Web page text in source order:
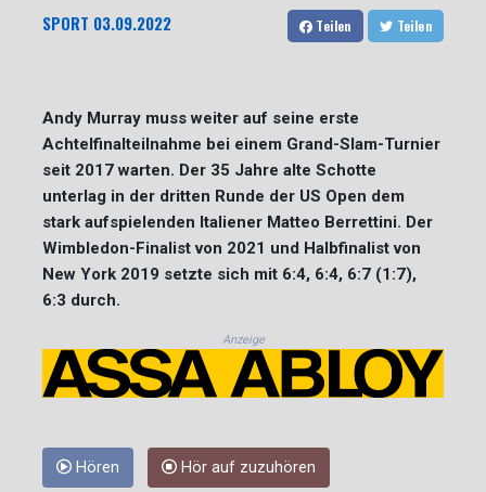
SPORT 03.09.2022 Teilen Teilen
Andy Murray muss weiter auf seine erste
Achtelfinalteilnahme bei einem Grand-Slam-Turnier
seit 2017 warten. Der 35 Jahre alte Schotte
unterlag in der dritten Runde der US Open dem
stark aufspielenden Italiener Matteo Berrettini. Der
Wimbledon-Finalist von 2021 und Halbfinalist von
New York 2019 setzte sich mit 6:4, 6:4, 6:7 (1:7),
6:3 durch.
Anzeige
Hören Hör auf zuzuhören